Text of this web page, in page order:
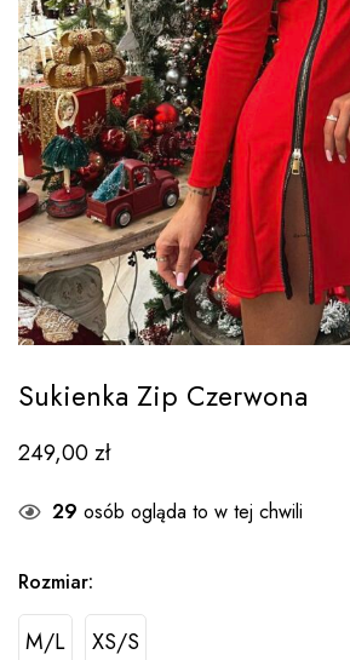
Sukienka Zip Czerwona
249,00zł
28 osób ogląda to w tej chwili
Rozmiar:
M/L XS/S